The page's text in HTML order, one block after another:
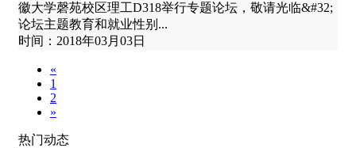
徽大学磬苑校区理工D318举行专题论坛，敬请光临&#32;
论坛主题教育和就业性别...
时间：2018年03月03日
«
1
2
»
热门动态